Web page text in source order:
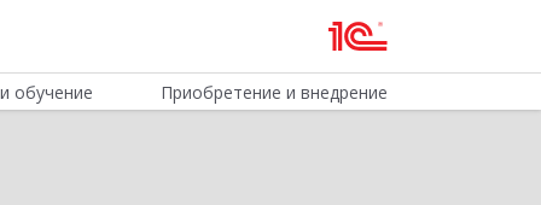
обучение Приобретение и внедрение